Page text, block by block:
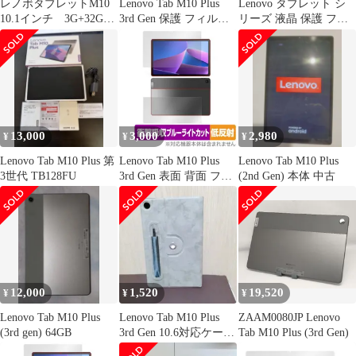
レノボタブレットM10
10.1インチ 3G+32GB
mSD2T可
Lenovo Tab M10 Plus
3rd Gen 保護 フィルム
OverLay Absorber 高光
沢 for LenovoTab M10
Plus Gen3 衝撃吸収 高
Lenovo タブレット シ
リーズ 液晶 保護 フィ
ルム 2枚セット 光沢
TPU 互換 多機種 Tab
M11 M10 Plus FHD HD
REL 対応 画面 シート
シール 撥水 キズ 汚れ
防止 衝撃吸収
¥ 13,000
Lenovo Tab M10 Plus 第
3世代 TB128FU
¥ 3,000
Lenovo Tab M10 Plus
3rd Gen 表面 背面 フィ
ルム OverLay Absorber
低反射 for LenovoTab
M10 Plus Gen3 表面・背
面セット 衝撃吸収
¥ 2,980
Lenovo Tab M10 Plus
(2nd Gen) 本体 中古
¥ 12,000
Lenovo Tab M10 Plus
(3rd gen) 64GB
¥ 1,520
Lenovo Tab M10 Plus
3rd Gen 10.6対応ケース
カバー
¥ 19,520
ZAAM0080JP Lenovo
Tab M10 Plus (3rd Gen)